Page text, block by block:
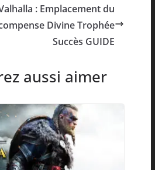
: Emplacement du
Divine Trophée
Succès GUIDE
aussi aimer